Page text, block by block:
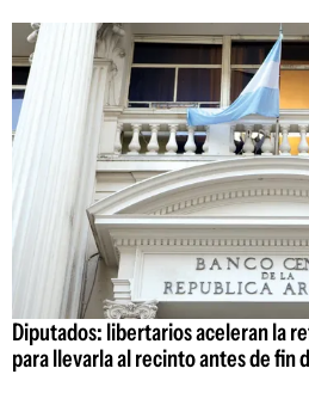
Diputados: libertarios aceleran la
para llevarla al recinto antes de fin